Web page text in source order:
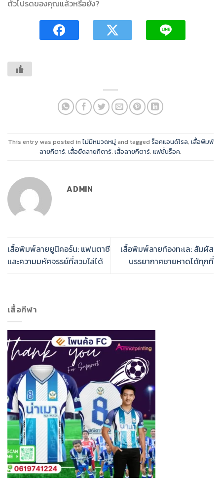
ตัวโปรดของคุณแล้วหรือยัง?
This entry was posted in ไม่มีหมวดหมู่ and tagged ร็อคแอนด์โรล, เสื้อพิมพ์
ลายกีตาร์, เสื้อยืดลายกีตาร์, เสื้อลายกีตาร์, แฟชั่นร็อค.
ADMIN
เสื้อพิมพ์ลายยูนิคอร์น: แฟนตาซี
และความมหัศจรรย์ที่สวมใส่ได้
เสื้อพิมพ์ลายท้องทะเล: สัมผัส
บรรยากาศชายหาดได้ทุกที่
เสื้อกีฬา